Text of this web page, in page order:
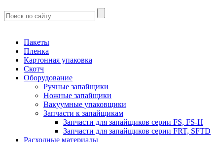
Пакеты
Пленка
Картонная упаковка
Скотч
Оборудование
Ручные запайщики
Ножные запайщики
Вакуумные упаковщики
Запчасти к запайщикам
Запчасти для запайщиков серии FS, FS-H
Запчасти для запайщиков серии FRT, SFTD
Расходные материалы